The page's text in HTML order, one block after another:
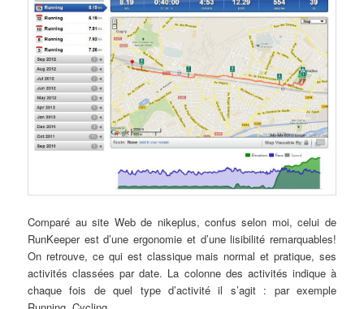
Comparé au site Web de nikeplus, confus selon moi, celui de
RunKeeper est d’une ergonomie et d’une lisibilité remarquables!
On retrouve, ce qui est classique mais normal et pratique, ses
activités classées par date. La colonne des activités indique à
chaque fois de quel type d’activité il s’agit : par exemple